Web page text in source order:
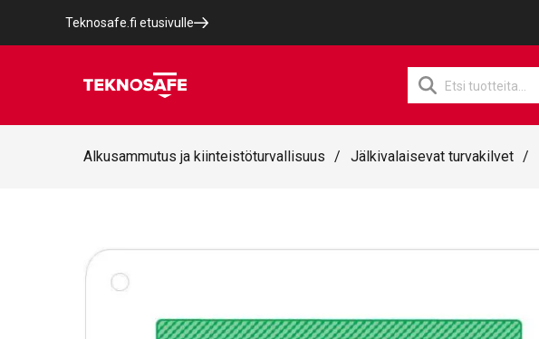
Teknosafe.fi etusivulle
Products
search
Alkusammutus ja kiinteistöturvallisuus / Jälkivalaisevat turvakilvet /